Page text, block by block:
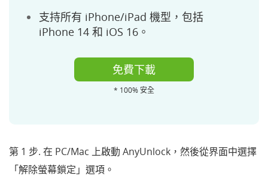
支持所有 iPhone/iPad 機型，包括
iPhone 14 和 iOS 16。
免費下載
* 100% 安全
第 1 步. 在 PC/Mac 上啟動 AnyUnlock，然後從界面中選擇
「解除螢幕鎖定」 選項。